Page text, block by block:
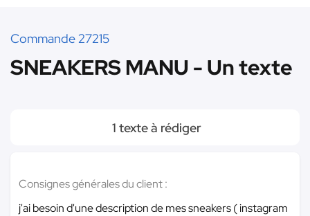
Commande 27215
SNEAKERS MANU - Un texte
1 texte à rédiger
Consignes générales du client :
j'ai besoin d'une description de mes sneakers ( instagram